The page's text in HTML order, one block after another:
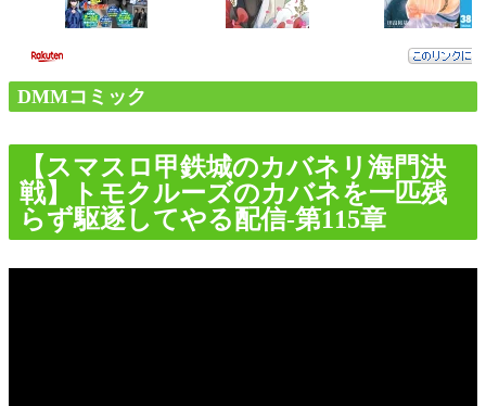
DMMコミック
【スマスロ甲鉄城のカバネリ海門決
戦】トモクルーズのカバネを一匹残
らず駆逐してやる配信-第115章